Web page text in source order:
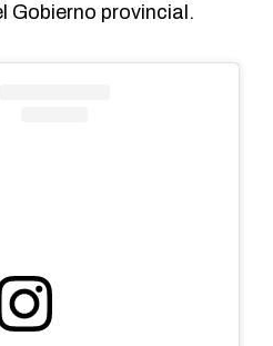
Gobierno provincial.